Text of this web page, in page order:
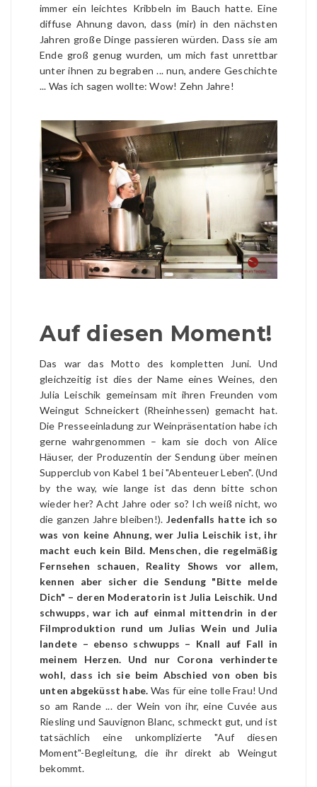
immer ein leichtes Kribbeln im Bauch hatte. Eine
diffuse Ahnung davon, dass (mir) in den nächsten
Jahren große Dinge passieren würden. Dass sie am
Ende groß genug wurden, um mich fast unrettbar
unter ihnen zu begraben ... nun, andere Geschichte
... Was ich sagen wollte: Wow! Zehn Jahre!
Auf diesen Moment!
Das war das Motto des kompletten Juni. Und
gleichzeitig ist dies der Name eines Weines, den
Julia Leischik gemeinsam mit ihren Freunden vom
Weingut Schneickert (Rheinhessen) gemacht hat.
Die Presseeinladung zur Weinpräsentation habe ich
gerne wahrgenommen – kam sie doch von Alice
Häuser, der Produzentin der Sendung über meinen
Supperclub von Kabel 1 bei "Abenteuer Leben". (Und
by the way, wie lange ist das denn bitte schon
wieder her? Acht Jahre oder so? Ich weiß nicht, wo
die ganzen Jahre bleiben!). Jedenfalls hatte ich so
was von keine Ahnung, wer Julia Leischik ist, ihr
macht euch kein Bild. Menschen, die regelmäßig
Fernsehen schauen, Reality Shows vor allem,
kennen aber sicher die Sendung "Bitte melde
Dich" – deren Moderatorin ist Julia Leischik. Und
schwupps, war ich auf einmal mittendrin in der
Filmproduktion rund um Julias Wein und Julia
landete – ebenso schwupps – Knall auf Fall in
meinem Herzen. Und nur Corona verhinderte
wohl, dass ich sie beim Abschied von oben bis
unten abgeküsst habe. Was für eine tolle Frau! Und
so am Rande ... der Wein von ihr, eine Cuvée aus
Riesling und Sauvignon Blanc, schmeckt gut, und ist
tatsächlich eine unkomplizierte "Auf diesen
Moment"-Begleitung, die ihr direkt ab Weingut
bekommt.